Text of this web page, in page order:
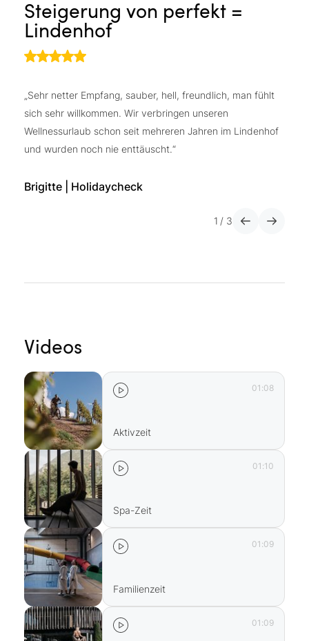
Steigerung von perfekt =
Lindenhof
„Sehr netter Empfang, sauber, hell, freundlich, man fühlt
sich sehr willkommen. Wir verbringen unseren
Wellnessurlaub schon seit mehreren Jahren im Lindenhof
und wurden noch nie enttäuscht.“
Brigitte | Holidaycheck
1 / 3
Videos
01:08
Aktivzeit
01:10
Spa-Zeit
01:09
Familienzeit
01:09